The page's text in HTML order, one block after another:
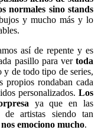
normales sino stands
y mucho más y lo
así de repente y es
pasillo para vertoda
y de todo tipo de series,
propios rondaban cada
personalizados. Los
ya que en las
de artistas siendo tan
emociono mucho.